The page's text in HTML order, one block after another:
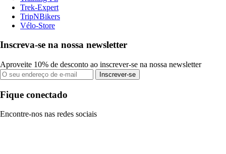
Trek-Expert
TripNBikers
Vélo-Store
Inscreva-se na nossa newsletter
Aproveite 10% de desconto ao inscrever-se na nossa newsletter
Inscrever-se
Fique conectado
Encontre-nos nas redes sociais